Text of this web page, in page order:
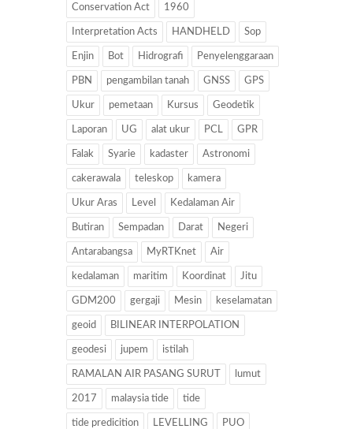
Conservation Act 1960
Interpretation Acts HANDHELD Sop
Enjin Bot Hidrografi Penyelenggaraan
PBN pengambilan tanah GNSS GPS
Ukur pemetaan Kursus Geodetik
Laporan UG alat ukur PCL GPR
Falak Syarie kadaster Astronomi
cakerawala teleskop kamera
Ukur Aras Level Kedalaman Air
Butiran Sempadan Darat Negeri
Antarabangsa MyRTKnet Air
kedalaman maritim Koordinat Jitu
GDM200 gergaji Mesin keselamatan
geoid BILINEAR INTERPOLATION
geodesi jupem istilah
RAMALAN AIR PASANG SURUT lumut
2017 malaysia tide tide
tide predicition LEVELLING PUO